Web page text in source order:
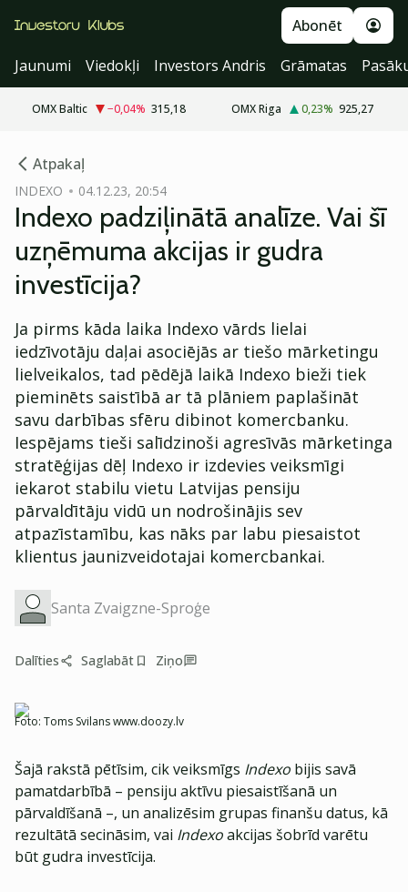
Abonēt
Jaunumi
Viedokļi Investors Andris Grāmatas
OMX Baltic −0,04% 315,18 OMX Riga 0,23% 925,27
Atpakaļ
INDEXO 04.12.23, 20:54
Indexo padziļinātā analīze. Vai šī
uzņēmuma akcijas ir gudra
investīcija?
Ja pirms kāda laika Indexo vārds lielai
iedzīvotāju daļai asociējās ar tiešo mārketingu
lielveikalos, tad pēdējā laikā Indexo bieži tiek
pieminēts saistībā ar tā plāniem paplašināt
savu darbības sfēru dibinot komercbanku.
Iespējams tieši salīdzinoši agresīvās mārketinga
stratēģijas dēļ Indexo ir izdevies veiksmīgi
iekarot stabilu vietu Latvijas pensiju
pārvaldītāju vidū un nodrošinājis sev
atpazīstamību, kas nāks par labu piesaistot
klientus jaunizveidotajai komercbankai.
Santa Zvaigzne-Sproģe
Dalīties Saglabāt Ziņo
Foto: Toms Svilans www.doozy.lv
Šajā rakstā pētīsim, cik veiksmīgs Indexo bijis savā
pamatdarbībā – pensiju aktīvu piesaistīšanā un
pārvaldīšanā –, un analizēsim grupas finanšu datus, kā
rezultātā secināsim, vai Indexoakcijas šobrīd varētu
būt gudra investīcija.